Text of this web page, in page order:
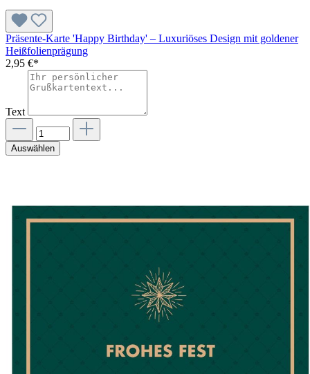
Präsente-Karte 'Happy Birthday' – Luxuriöses Design mit goldener
Heißfolienprägung
2,95 €*
Text
Auswählen